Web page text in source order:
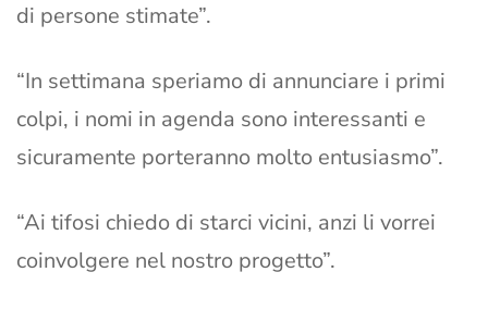
di persone stimate”.
“In settimana speriamo di annunciare i primi
colpi, i nomi in agenda sono interessanti e
sicuramente porteranno molto entusiasmo”.
“Ai tifosi chiedo di starci vicini, anzi li vorrei
coinvolgere nel nostro progetto”.